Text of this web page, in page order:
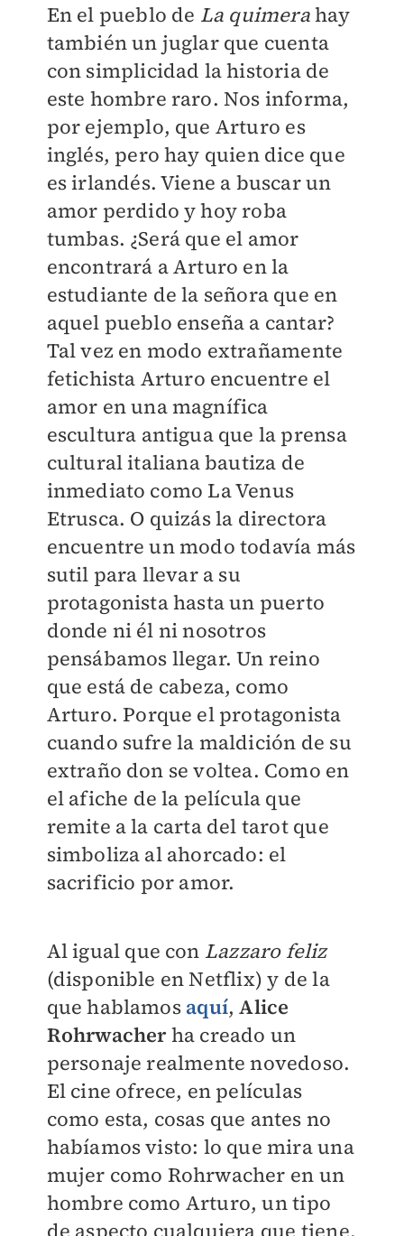
En el pueblo de La quimerahay
también un juglar que cuenta
con simplicidad la historia de
este hombre raro. Nos informa,
por ejemplo, que Arturo es
inglés, pero hay quien dice que
es irlandés. Viene a buscar un
amor perdido y hoy roba
tumbas. ¿Será que el amor
encontrará a Arturo en la
estudiante de la señora que en
aquel pueblo enseña a cantar?
Tal vez en modo extrañamente
fetichista Arturo encuentre el
amor en una magnífica
escultura antigua que la prensa
cultural italiana bautiza de
inmediato como La Venus
Etrusca. O quizás la directora
encuentre un modo todavía más
sutil para llevar a su
protagonista hasta un puerto
donde ni él ni nosotros
pensábamos llegar. Un reino
que está de cabeza, como
Arturo. Porque el protagonista
cuando sufre la maldición de su
extraño don se voltea. Como en
el afiche de la película que
remite a la carta del tarot que
simboliza al ahorcado: el
sacrificio por amor.
Al igual que con Lazzaro feliz
(disponible en Netflix) y de la
que hablamos aquí,Alice
Rohrwacherha creado un
personaje realmente novedoso.
El cine ofrece, en películas
como esta, cosas que antes no
habíamos visto: lo que mira una
mujer como Rohrwacher en un
hombre como Arturo, un tipo